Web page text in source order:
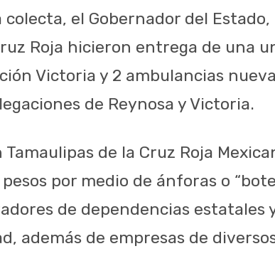
el Gobernador del
Roja hicieron entrega de una
Victoria y 2 ambulancias
de Reynosa y Victoria.
Tamaulipas de la Cruz Roja
por medio de ánforas o
de dependencias estatales
además de empresas de